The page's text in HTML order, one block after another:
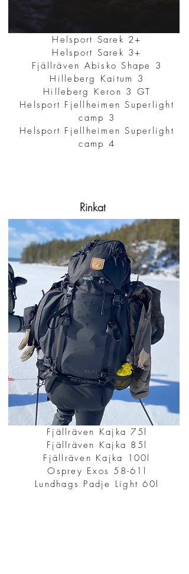
Helsport Sarek 2+
Helsport Sarek 3+
Fjällräven Abisko Shape 3
Hilleberg Kaitum 3
Hilleberg Keron 3 GT
Helsport Fjellheimen Superlight
camp 3
Helsport Fjellheimen Superlight
camp 4
Rinkat
Fjällräven Kajka 75l
Fjällräven Kajka 85l
Fjällräven Kajka 100l
Osprey Exos 58-61l
Lundhags Padje Light 60l